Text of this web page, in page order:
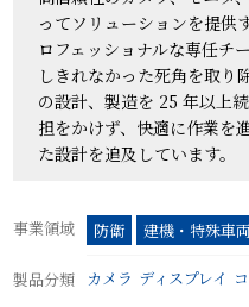
ってソリューションを提供
ロフェッショナルな専任チ
しきれなかった死角を取り
の設計、製造を 25 年以上
担をかけず、快適に作業を
た設計を追及しています。
事業領域 防衛 建機・特殊車両
製品分類 カメラ ディスプレイ